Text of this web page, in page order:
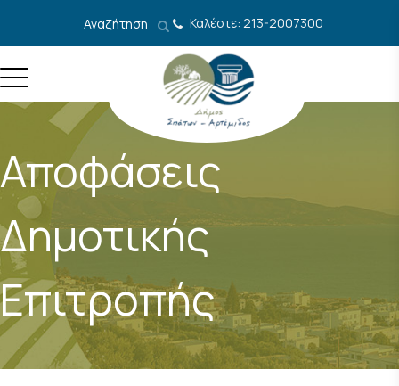
Αναζήτηση Καλέστε: 213-2007300
Αποφάσεις
Δημοτικής
Επιτροπής